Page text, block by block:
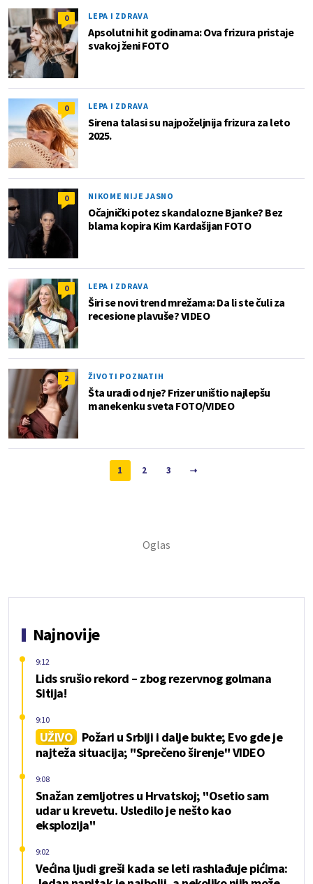
0 LEPA I ZDRAVA
Apsolutni hit godinama: Ova frizura pristaje
svakoj ženi FOTO
0 LEPA I ZDRAVA
Sirena talasi su najpoželjnija frizura za leto
2025.
0 NIKOME NIJE JASNO
Očajnički potez skandalozne Bjanke? Bez
blama kopira Kim Kardašijan FOTO
0 LEPA I ZDRAVA
Širi se novi trend mrežama: Da li ste čuli za
recesione plavuše? VIDEO
2 ŽIVOTI POZNATIH
Šta uradi od nje? Frizer uništio najlepšu
manekenku sveta FOTO/VIDEO
1 2 3
Najnovije
Lids srušio rekord – zbog rezervnog golmana
Sitija!
9:12
UŽIVO
Požari u Srbiji i dalje bukte; Evo gde je
najteža situacija; "Sprečeno širenje" VIDEO
9:10
Snažan zemljotres u Hrvatskoj; "Osetio sam
udar u krevetu. Usledilo je nešto kao
eksplozija"
9:08
Većina ljudi greši kada se leti rashlađuje pićima:
9:02